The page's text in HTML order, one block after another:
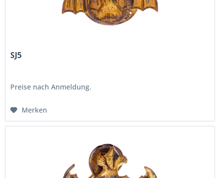
SJ5
Preise nach Anmeldung.
Merken